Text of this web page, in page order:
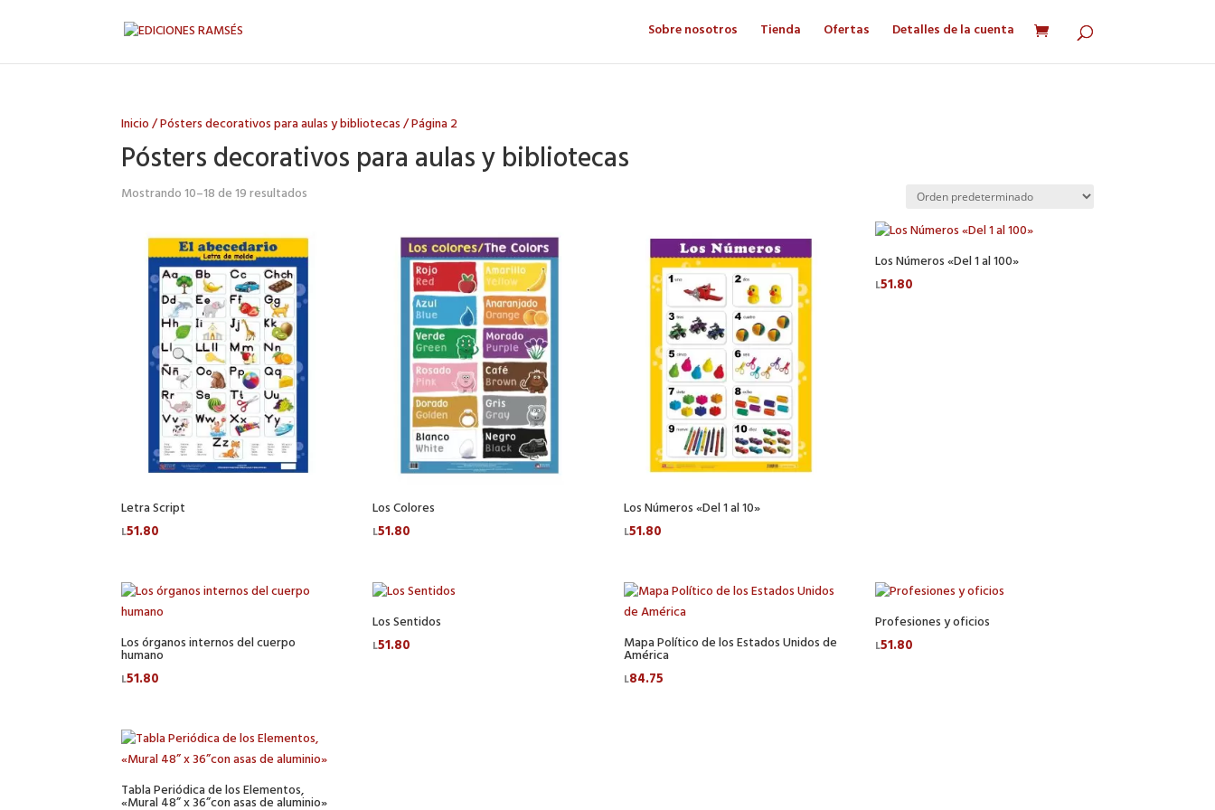
Sobre nosotros Tienda Ofertas Detalles de la cuenta
Inicio/Pósters decorativos para aulas y bibliotecas/ Página 2
Pósters decorativos para aulas y bibliotecas
Mostrando 10–18 de 19 resultados
Letra Script
L51.80
Los Colores
L51.80
Los Números «Del 1 al 10»
L51.80
Los Números «Del 1 al 100»
L51.80
Los órganos internos del cuerpo
humano
L51.80
Los Sentidos
L51.80 Mapa Político de los Estados Unidos de
América
L84.75
Profesiones y oficios
L51.80
Tabla Periódica de los Elementos,
«Mural 48” x 36”con asas de aluminio»